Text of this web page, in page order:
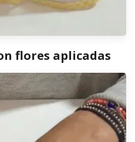
flores aplicadas